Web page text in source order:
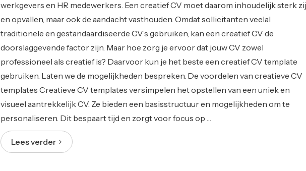
werkgevers en HR medewerkers. Een creatief CV moet daarom inhoudelijk sterk
en opvallen, maar ook de aandacht vasthouden. Omdat sollicitanten veelal
traditionele en gestandaardiseerde CV’s gebruiken, kan een creatief CV de
doorslaggevende factor zijn. Maar hoe zorg je ervoor dat jouw CV zowel
professioneel als creatief is? Daarvoor kun je het beste een creatief CV template
gebruiken. Laten we de mogelijkheden bespreken. De voordelen van creatieve CV
templates Creatieve CV templates versimpelen het opstellen van een uniek en
visueel aantrekkelijk CV. Ze bieden een basisstructuur en mogelijkheden om te
personaliseren. Dit bespaart tijd en zorgt voor focus op …
Lees verder